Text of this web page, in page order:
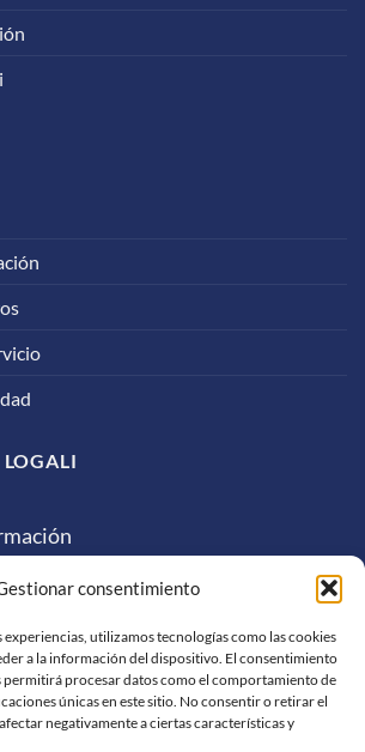
consentimiento
experiencias, utilizamos tecnologías como las cookies
a la información del dispositivo. El consentimiento
permitirá procesar datos como el comportamiento de
únicas en este sitio. No consentir o retirar el
negativamente a ciertas características y